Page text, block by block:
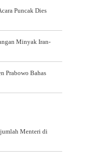
Puncak Dies
Minyak Iran-
Prabowo Bahas
Menteri di